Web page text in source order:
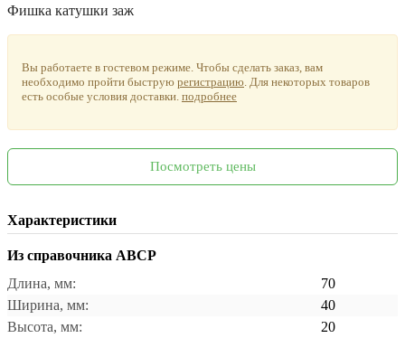
Фишка катушки заж
Вы работаете в гостевом режиме. Чтобы сделать заказ, вам
необходимо пройти быструю регистрацию. Для некоторых товаров
есть особые условия доставки. подробнее
Посмотреть цены
Характеристики
Из справочника ABCP
Длина, мм:
70
Ширина, мм:
40
Высота, мм:
20